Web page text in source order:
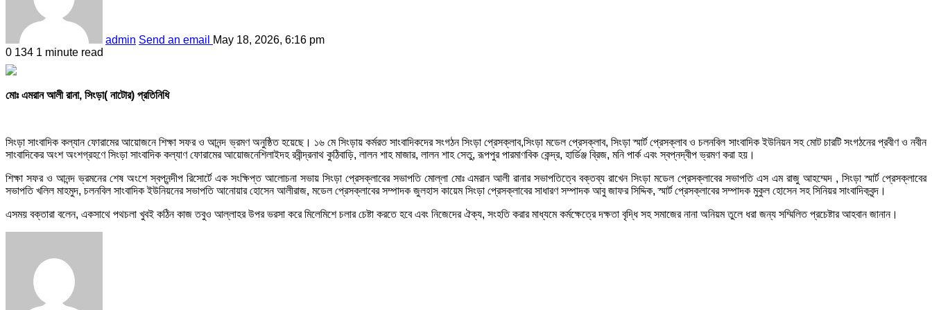
admin Send an email
May 18, 2026, 6:16 pm
0 134 1 minute read
মোঃ এমরান আলী রানা, সিংড়া( নাটোর) প্রতিনিধি
সিংড়া সাংবাদিক কল্যান ফোরামের আয়োজনে শিক্ষা সফর ও আনন্দ ভ্রমণ অনুষ্ঠিত হয়েছে। ১৬ মে সিংড়ায় কর্মরত সাংবাদিকদের সংগঠন সিংড়া প্রেসক্লাব,সিংড়া মডেল প্রেসক্লাব, সিংড়া স্মার্ট প্রেসক্লাব ও চলনবিল সাংবাদিক ইউনিয়ন সহ মোট চারটি সংগঠনের প্রবীণ ও নবীন
সাংবাদিকের অংশ অংশগ্রহণে সিংড়া সাংবাদিক কল্যাণ ফোরামের আয়োজনেশিলাইদহ রবীন্দ্রনাথ কুঠিবাড়ি, লালন শাহ মাজার, লালন শাহ সেতু, রূপপুর পারমাণবিক কেন্দ্র, হার্ডিঞ্জ ব্রিজ, মনি পার্ক এবং স্বপ্নদ্বীপ ভ্রমণ করা হয়।
শিক্ষা সফর ও আনন্দ ভ্রমনের শেষ অংশে স্বপ্নন্দীপ রিসোর্টে এক সংক্ষিপ্ত আলোচনা সভায় সিংড়া প্রেসক্লাবের সভাপতি মোল্লা মোঃ এমরান আলী রানার সভাপতিত্বে বক্তব্য রাখেন সিংড়া মডেল প্রেসক্লাবের সভাপতি এস এম রাজু আহম্মেদ , সিংড়া স্মার্ট প্রেসক্লাবের
সভাপতি খলিল মাহমুদ, চলনবিল সাংবাদিক ইউনিয়নের সভাপতি আনোয়ার হোসেন আলীরাজ, মডেল প্রেসক্লাবের সম্পাদক জুলহাস কায়েম সিংড়া প্রেসক্লাবের সাধারণ সম্পাদক আবু জাফর সিদ্দিক, স্মার্ট প্রেসক্লাবের সম্পাদক মুকুল হোসেন সহ সিনিয়র সাংবাদিকবৃন্দ।
এসময় বক্তারা বলেন, একসাথে পথচলা খুবই কঠিন কাজ তবুও আল্লাহর উপর ভরসা করে মিলেমিশে চলার চেষ্টা করতে হবে এবং নিজেদের ঐক্য, সংহতি করার মাধ্যমে কর্মক্ষেত্রে দক্ষতা বৃদ্ধি সহ সমাজের নানা অনিয়ম তুলে ধরা জন্য সম্মিলিত প্রচেষ্টার আহবান জানান।